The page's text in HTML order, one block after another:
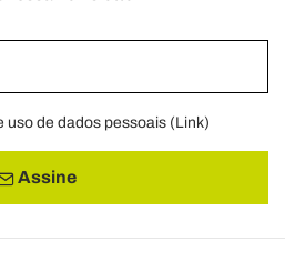
uso de dados pessoais (Link)
Assine